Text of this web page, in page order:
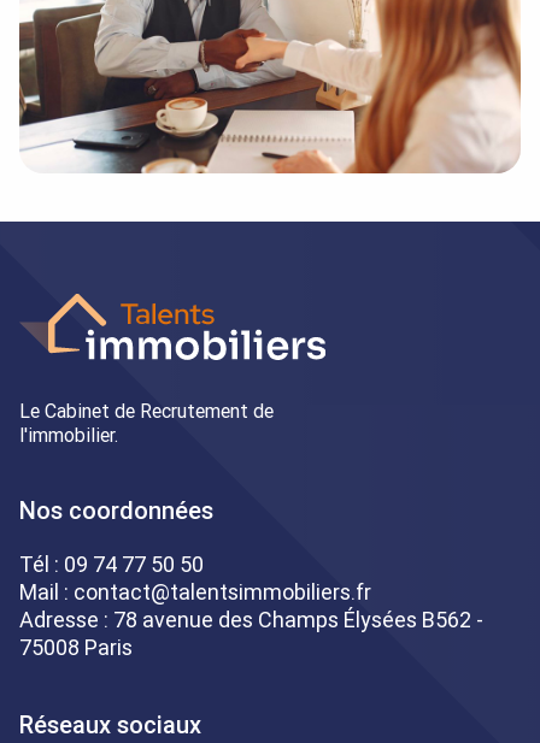
Le Cabinet de Recrutement de
l'immobilier.
Nos coordonnées
Tél : 09 74 77 50 50
Mail : contact@talentsimmobiliers.fr
Adresse : 78 avenue des Champs Élysées B562 -
75008 Paris
Réseaux sociaux